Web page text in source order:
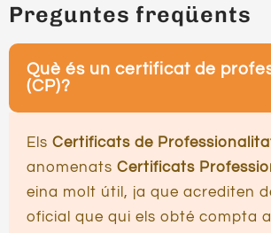
Preguntes freqüents
Què és un certificat de
(CP)?
Els Certificats de
anomenats Certificats
eina molt útil, ja que acrediten
oficial que qui els obté compta